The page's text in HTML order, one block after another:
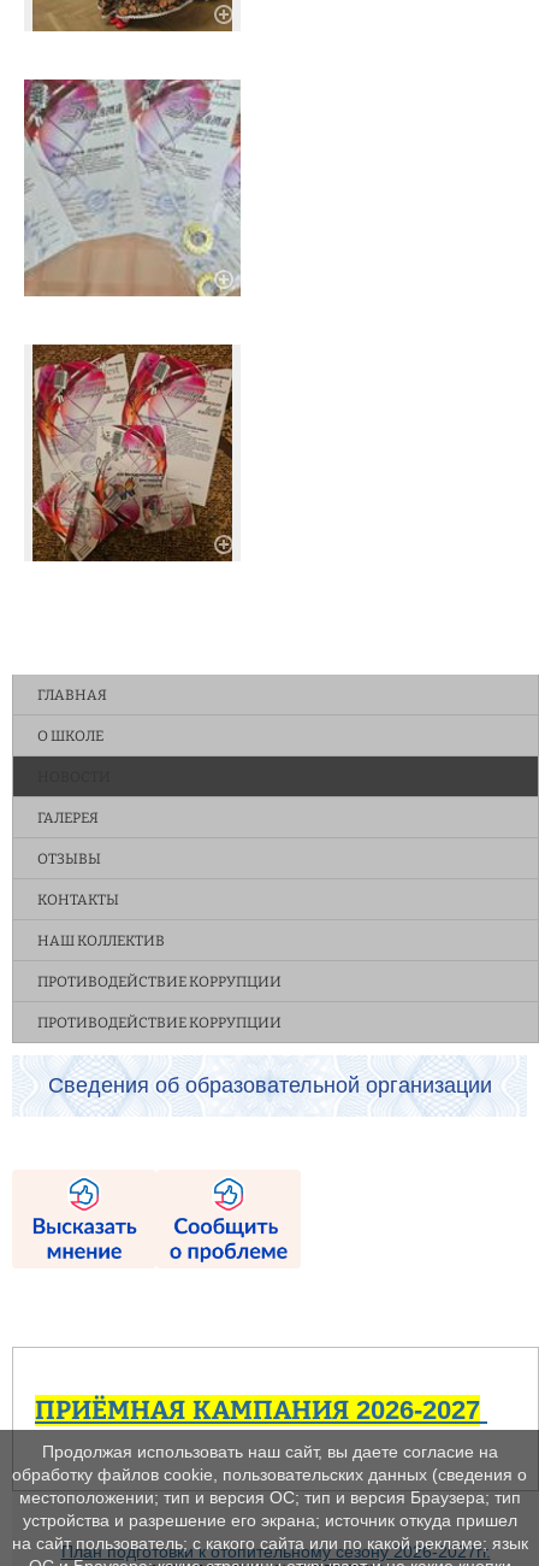
ГЛАВНАЯ
О ШКОЛЕ
ГАЛЕРЕЯ
ОТЗЫВЫ
КОНТАКТЫ
НАШ КОЛЛЕКТИВ
ПРОТИВОДЕЙСТВИЕ КОРРУПЦИИ
ПРОТИВОДЕЙСТВИЕ КОРРУПЦИИ
Сведения об образовательной организации
ПРИЁМНАЯ КАМПАНИЯ 2026-2027
План подготовки к отопительному сезону 2026-2027гг.
Продолжая использовать наш сайт, вы даете согласие на
обработку файлов cookie, пользовательских данных (сведения о
местоположении; тип и версия ОС; тип и версия Браузера; тип
устройства и разрешение его экрана; источник откуда пришел
на сайт пользователь; с какого сайта или по какой рекламе; язык